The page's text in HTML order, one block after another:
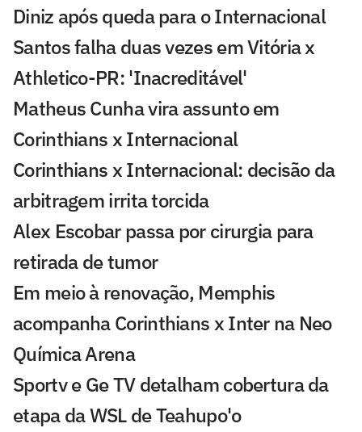
Diniz após queda para o Internacional
Santos falha duas vezes em Vitória x
Athletico-PR: 'Inacreditável'
Matheus Cunha vira assunto em
Corinthians x Internacional
Corinthians x Internacional: decisão da
arbitragem irrita torcida
Alex Escobar passa por cirurgia para
retirada de tumor
Em meio à renovação, Memphis
acompanha Corinthians x Inter na Neo
Química Arena
Sportv e Ge TV detalham cobertura da
etapa da WSL de Teahupo'o